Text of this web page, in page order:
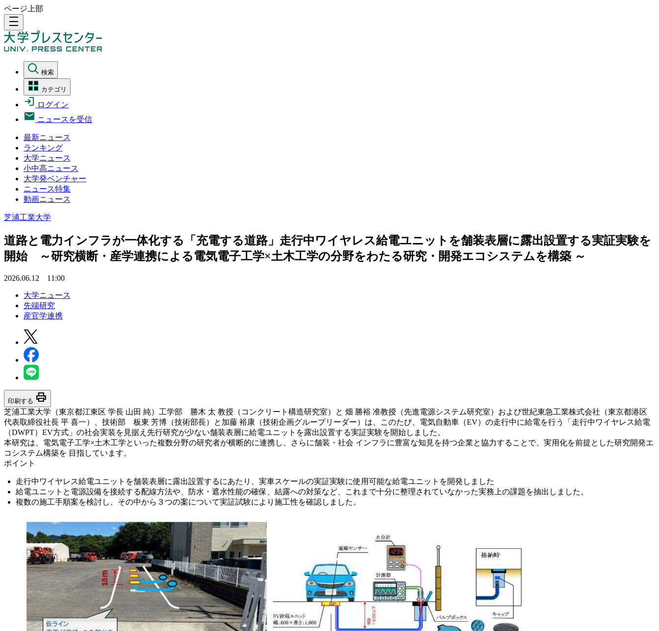
ページ上部
density_medium
検索
カテゴリ
ログイン
ニュースを受信
最新ニュース
ランキング
大学ニュース
小中高ニュース
大学発ベンチャー
ニュース特集
動画ニュース
芝浦工業大学
道路と電力インフラが一体化する「充電する道路」走行中ワイヤレス給電ユニットを舗装表層に露出設置する実証実験を
開始 ～研究横断・産学連携による電気電子工学×土木工学の分野をわたる研究・開発エコシステムを構築 ～
2026.06.12 11:00
大学ニュース
先端研究
産官学連携
印刷する print
芝浦工業大学（東京都江東区 学長 山田 純）工学部 勝木 太 教授（コンクリート構造研究室）と 畑 勝裕 准教授（先進電源システム研究室）および世紀東急工業株式会社（東京都港区
代表取締役社長 平 喜一）、技術部 板東 芳博（技術部長）と加藤 裕康（技術企画グループリーダー）は、このたび、電気自動車（EV）の走行中に給電を行う「走行中ワイヤレス給電
（DWPT）EV方式」の社会実装を見据え先行研究が少ない舗装表層に給電ユニットを露出設置する実証実験を開始しました。
本研究は、電気電子工学×土木工学といった複数分野の研究者が横断的に連携し、さらに舗装・社会 インフラに豊富な知見を持つ企業と協力することで、実用化を前提とした研究開発エ
コシステム構築を 目指しています。
ポイント
走行中ワイヤレス給電ユニットを舗装表層に露出設置するにあたり、実車スケールの実証実験に使用可能な給電ユニットを開発しました
給電ユニットと電源設備を接続する配線方法や、防水・遮水性能の確保、結露への対策など、これまで十分に整理されていなかった実務上の課題を抽出しました。
複数の施工手順案を検討し、その中から３つの案について実証試験により施工性を確認しました。